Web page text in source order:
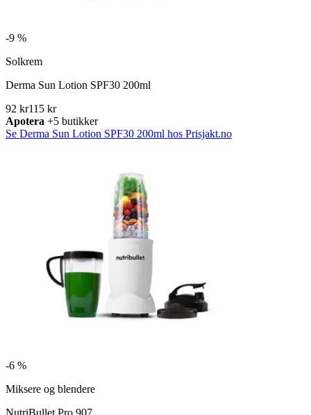
-9 %
Solkrem
Derma Sun Lotion SPF30 200ml
92 kr115 kr
Apotera +5 butikker
Se Derma Sun Lotion SPF30 200ml hos Prisjakt.no
-6 %
Miksere og blendere
NutriBullet Pro 907